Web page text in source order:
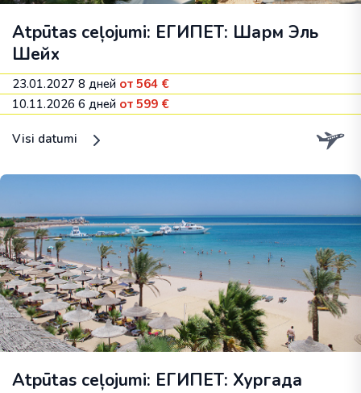
Atpūtas ceļojumi: ЕГИПЕТ: Шарм Эль
Шейх
23.01.2027 8 дней от 564 €
10.11.2026 6 дней от 599 €
Visi datumi
Atpūtas ceļojumi: ЕГИПЕТ: Хургада